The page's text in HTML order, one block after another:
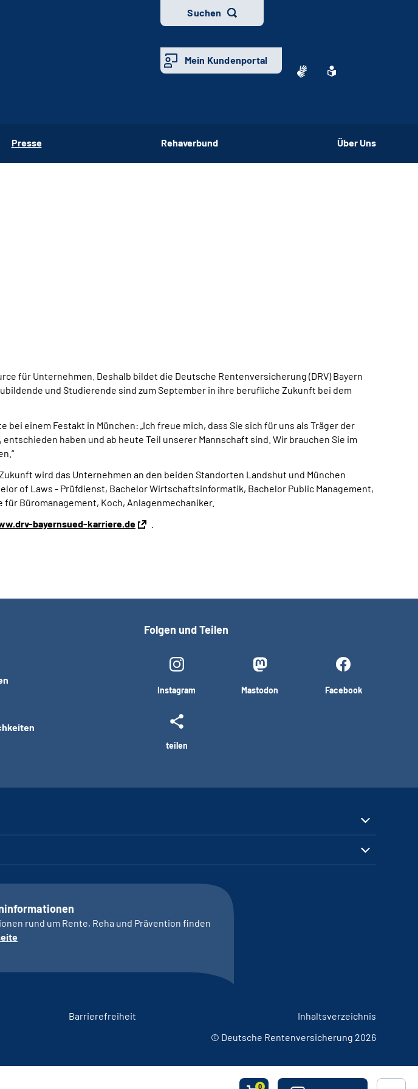
Suchen
Mein Kundenportal
Presse Rehaverbund Über Uns
für Unternehmen. Deshalb bildet die Deutsche Rentenversicherung (DRV) Bayern
und Studierende sind zum September in ihre berufliche Zukunft bei dem
einem Festakt in München: „Ich freue mich, dass Sie sich für uns als Träger der
haben und ab heute Teil unserer Mannschaft sind. Wir brauchen Sie im
wird das Unternehmen an den beiden Standorten Landshut und München
of Laws - Prüfdienst, Bachelor Wirtschaftsinformatik, Bachelor Public Management,
Büromanagement, Koch, Anlagenmechaniker.
bayernsued-karriere.de
0
Folgen und Teilen
Instagram Mastodon Facebook
teilen
rund um Rente, Reha und Prävention finden
Barrierefreiheit
Inhaltsverzeichnis
© Deutsche Rentenversicherung 2026